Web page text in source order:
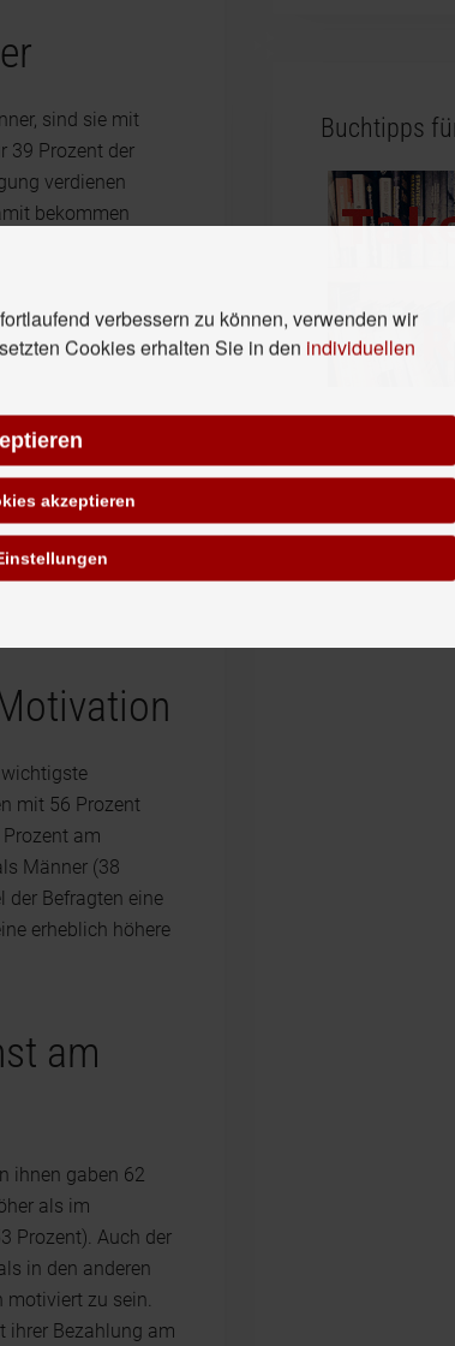
sind sie mit
39 Prozent der
verdienen
bekommen
mit 56 Prozent
am
Männer (38
der Befragten eine
erheblich höhere
am
ihnen gaben 62
als im
Prozent). Auch der
in den anderen
motiviert zu sein.
ihrer Bezahlung am
Buchtipps
verbessern zu können, verwenden wir
Cookies erhalten Sie in den individuellen
akzeptieren